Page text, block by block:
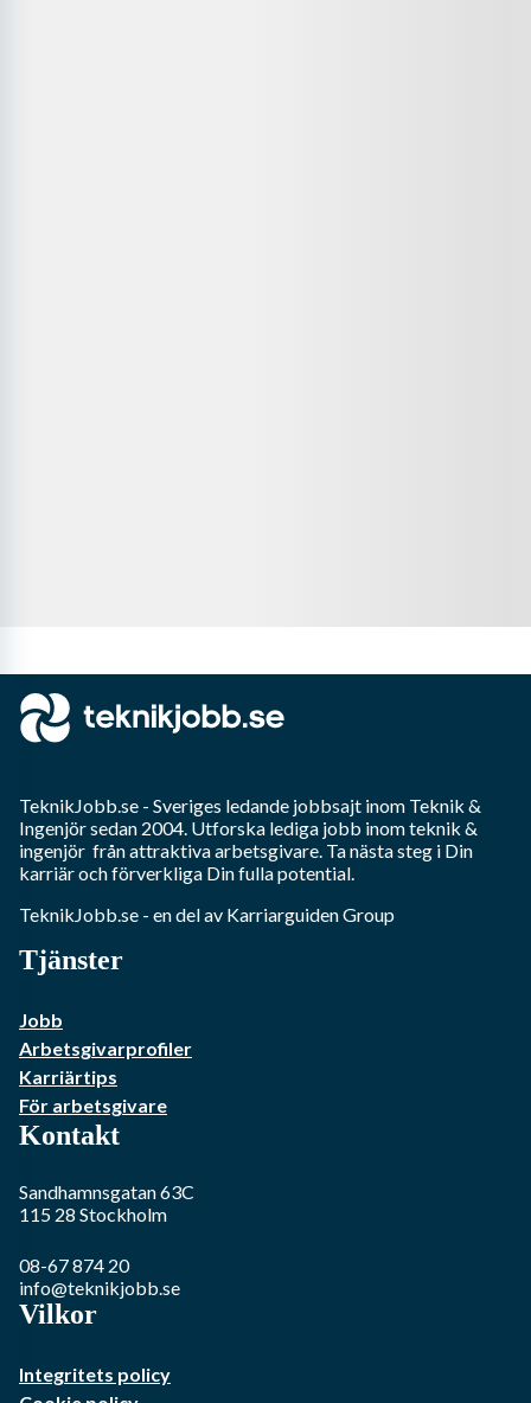
TeknikJobb.se - Sveriges ledande jobbsajt inom Teknik &
Ingenjörsedan 2004. Utforska lediga jobb inomteknik &
ingenjör från attraktiva arbetsgivare. Ta nästa steg i Din
karriär och förverkliga Din fulla potential.
TeknikJobb.se - en del av Karriarguiden Group
Tjänster
Jobb
Arbetsgivarprofiler
Karriärtips
För arbetsgivare
Kontakt
Sandhamnsgatan 63C
115 28 Stockholm
08-67 874 20
info@teknikjobb.se
Vilkor
Integritets policy